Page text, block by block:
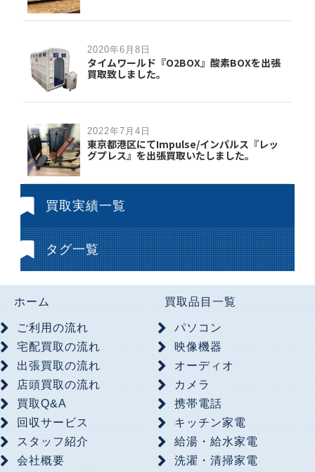
2020年6月8日
タイムワールド『O2BOX』酸素BOXを出張
買取致しました。
2022年7月4日
東京都港区にてImpulse/インパルス『レッ
グプレス』を出張買取いたしました。
買取実績一覧
タグ一覧
ホーム
ご利用の流れ
宅配買取の流れ
出張買取の流れ
店頭買取の流れ
買取Q&A
回収サービス
スタッフ紹介
会社概要
買取品目一覧
パソコン
映像機器
オーディオ
カメラ
携帯電話
キッチン家電
給湯・給水家電
洗濯・清掃家電